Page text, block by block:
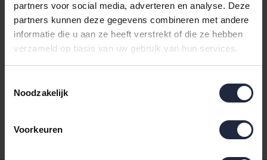
partners voor social media, adverteren en analyse. Deze
partners kunnen deze gegevens combineren met andere
informatie die u aan ze heeft verstrekt of die ze hebben
verzameld op basis van uw gebruik van hun services.
Noodzakelijk
Voorkeuren
Bent u ontevreden over onze klachtafhandeling en/of
klantenservice? Dan kunt u contact opnemen met de
afdeling bemiddeling van Stichting Webshop Keurmerk
waar Bedshop.nl bij is aangesloten. Mocht de
bevredigende oplossing leiden, dan bestaat de
Geschillencommissie (SGC).